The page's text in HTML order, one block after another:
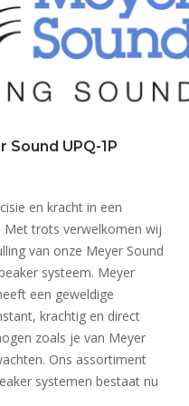
Sound UPQ-1P
en kracht in een
Met trots verwelkomen wij
van onze Meyer Sound
systeem. Meyer
een geweldige
krachtig en direct
zoals je van Meyer
Ons assortiment
systemen bestaat nu